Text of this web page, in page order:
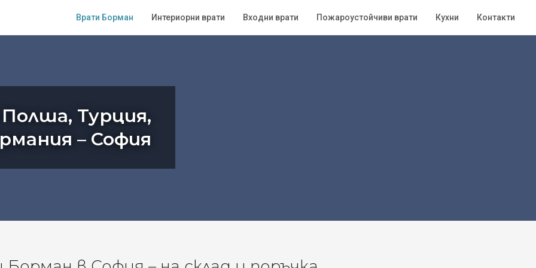
Врати Борман Интериорни врати Входни врати Пожароустойчиви врати Кухни Контакти
Турция,
– София